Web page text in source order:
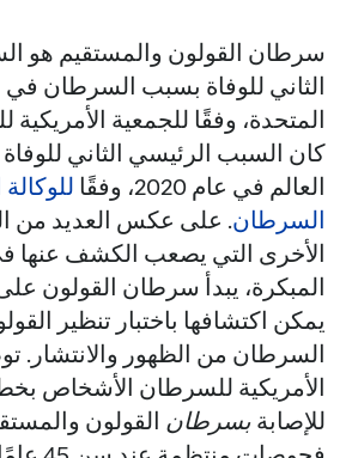
سرطان القولون والمستقيم هو
الثاني للوفاة بسبب السرطان في
المتحدة، وفقًا للجمعية
كان السبب الرئيسي الثاني
العالم في عام 2020، وفقًا
السرطان. على عكس العديد من
الأخرى التي يصعب الكشف عنها
المبكرة، يبدأ سرطان القولون
يمكن اكتشافها باختبار تنظير
السرطان من الظهور والانتشار.
الأمريكية للسرطان الأشخاص
للإصابة بسرطان القولون